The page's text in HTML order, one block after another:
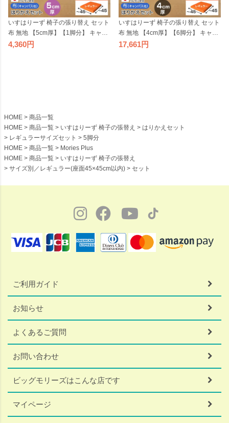
いすはりーず 椅子の張り替え セット
布 無地 【5cm厚】【1脚分】 キャン
バス 布地 生地 キット いす DIY イス
4,360
いすはりーず 椅子の張り替え セット
布 無地 【4cm厚】【6脚分】 キャン
バス 布地 生地 キット いす DIY イス
17,661
HOME
商品一覧
HOME
商品一覧 いすはりーず 椅子の張替え
はりかえセット
レギュラーサイズセット
5脚分
HOME
商品一覧
Mories Plus
HOME
商品一覧
いすはりーず 椅子の張替え
サイズ別／レギュラー(座面45×45cm以内)
セット
ご利用ガイド
お知らせ
よくあるご質問
お問い合わせ
ビッグモリーズはこんな店です
マイページ